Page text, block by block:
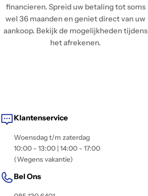
financieren. Spreid uw betaling tot soms
wel 36 maanden en geniet direct van uw
aankoop. Bekijk de mogelijkheden tijdens
het afrekenen.
Klantenservice
Woensdag t/m zaterdag
10:00 - 13:00 | 14:00 - 17:00
(Wegens vakantie)
Bel Ons